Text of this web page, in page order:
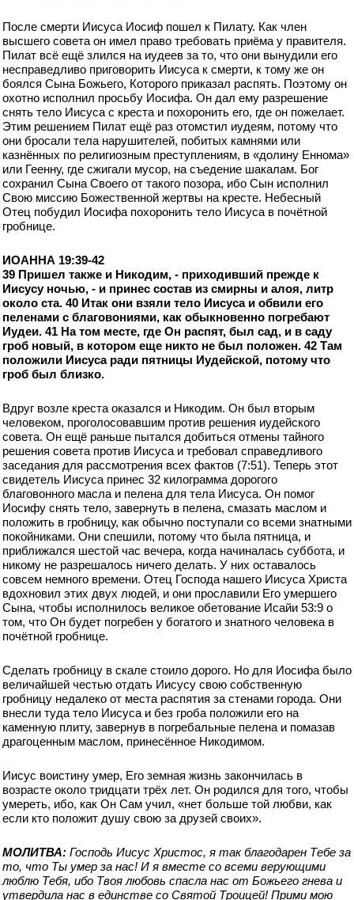
После смерти Иисуса Иосиф пошел к Пилату. Как член
высшего совета он имел право требовать приёма у правителя.
Пилат всё ещё злился на иудеев за то, что они вынудили его
несправедливо приговорить Иисуса к смерти, к тому же он
боялся Сына Божьего, Которого приказал распять. Поэтому он
охотно исполнил просьбу Иосифа. Он дал ему разрешение
снять тело Иисуса с креста и похоронить его, где он пожелает.
Этим решением Пилат ещё раз отомстил иудеям, потому что
они бросали тела нарушителей, побитых камнями или
казнённых по религиозным преступлениям, в «долину Еннома»
или Геенну, где сжигали мусор, на съедение шакалам. Бог
сохранил Сына Своего от такого позора, ибо Сын исполнил
Свою миссию Божественной жертвы на кресте. Небесный
Отец побудил Иосифа похоронить тело Иисуса в почётной
гробнице.
ИОАННА 19:39-42
39 Пришел также и Никодим, - приходивший прежде к
Иисусу ночью, - и принес состав из смирны и алоя, литр
около ста. 40 Итак они взяли тело Иисуса и обвили его
пеленами с благовониями, как обыкновенно погребают
Иудеи. 41 На том месте, где Он распят, был сад, и в саду
гроб новый, в котором еще никто не был положен. 42 Там
положили Иисуса ради пятницы Иудейской, потому что
гроб был близко.
Вдруг возле креста оказался и Никодим. Он был вторым
человеком, проголосовавшим против решения иудейского
совета. Он ещё раньше пытался добиться отмены тайного
решения совета против Иисуса и требовал справедливого
заседания для рассмотрения всех фактов (7:51). Теперь этот
свидетель Иисуса принес 32 килограмма дорогого
благовонного масла и пелена для тела Иисуса. Он помог
Иосифу снять тело, завернуть в пелена, смазать маслом и
положить в гробницу, как обычно поступали со всеми знатными
покойниками. Они спешили, потому что была пятница, и
приближался шестой час вечера, когда начиналась суббота, и
никому не разрешалось ничего делать. У них оставалось
совсем немного времени. Отец Господа нашего Иисуса Христа
вдохновил этих двух людей, и они прославили Его умершего
Сына, чтобы исполнилось великое обетование Исайи 53:9 о
том, что Он будет погребен у богатого и знатного человека в
почётной гробнице.
Сделать гробницу в скале стоило дорого. Но для Иосифа было
величайшей честью отдать Иисусу свою собственную
гробницу недалеко от места распятия за стенами города. Они
внесли туда тело Иисуса и без гроба положили его на
каменную плиту, завернув в погребальные пелена и помазав
драгоценным маслом, принесённое Никодимом.
Иисус воистину умер, Его земная жизнь закончилась в
возрасте около тридцати трёх лет. Он родился для того, чтобы
умереть, ибо, как Он Сам учил, «нет больше той любви, как
если кто положит душу свою за друзей своих».
МОЛИТВА: Господь Иисус Христос, я так благодарен Тебе за
то, что Ты умер за нас! И я вместе со всеми верующими
люблю Тебя, ибо Твоя любовь спасла нас от Божьего гнева и
утвердила нас в единстве со Святой Троицей! Прими мою